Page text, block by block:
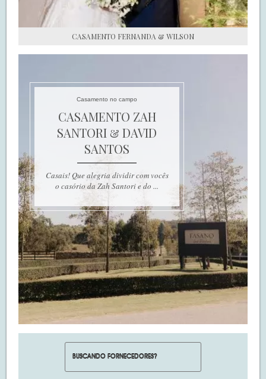
CASAMENTO FERNANDA & WILSON
Casamento no campo
CASAMENTO ZAH
SANTORI & DAVID
SANTOS
Casais! Que alegria dividir com vocês
o casório da Zah Santori e do ...